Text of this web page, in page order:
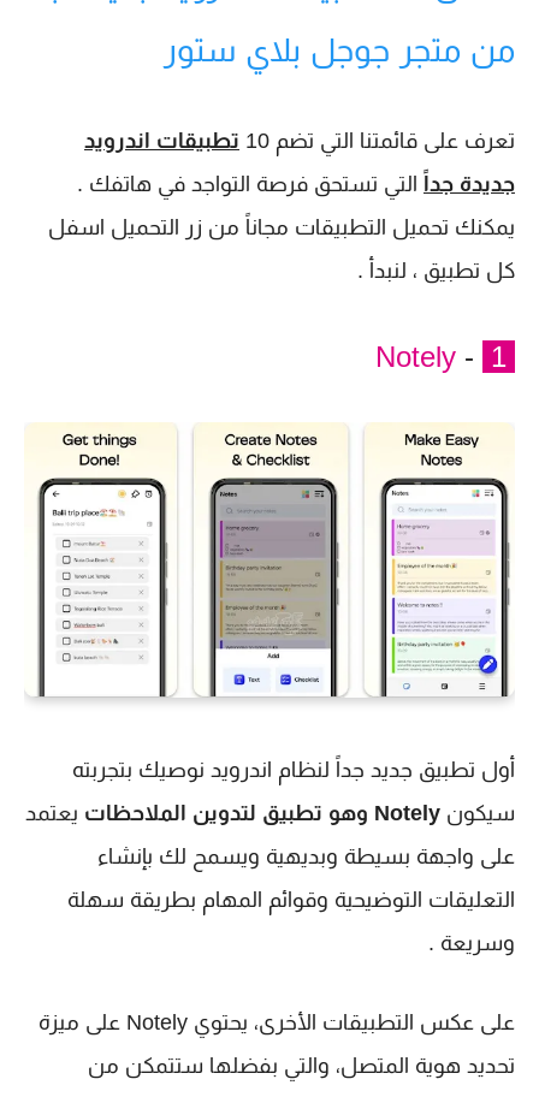
من متجر جوجل بلاي ستور
تعرف على قائمتنا التي تضم 10
تطبيقات اندرويد
جديدة جداً التي تستحق فرصة التواجد في هاتفك .
يمكنك تحميل التطبيقات مجاناً من زر التحميل اسفل
كل تطبيق ، لنبدأ .
-
Notely
أول تطبيق جديد جداً لنظام اندرويد نوصيك بتجربته
سيكون Notely وهو تطبيق لتدوين الملاحظات
يعتمد
على واجهة بسيطة وبديهية ويسمح لك بإنشاء
التعليقات التوضيحية وقوائم المهام بطريقة سهلة
وسريعة .
على عكس التطبيقات الأخرى، يحتوي Notely على ميزة
تحديد هوية المتصل، والتي بفضلها ستتمكن من